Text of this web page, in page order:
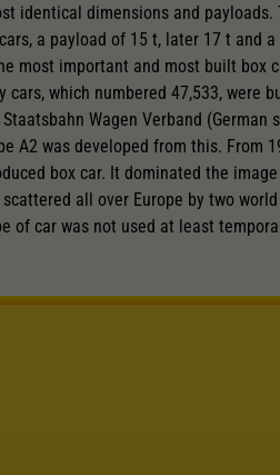
identical dimensions and
a payload of 15 t, later 17 t and
most important and most built box
cars, which numbered 47,533, were
Wagen Verband
A2 was developed from this. From
box car. It dominated the
all over Europe by two
of car was not used at least